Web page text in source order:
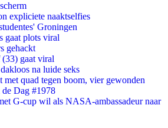
expliciete naaktselfies
Groningen
gaat plots viral
gehackt
(33) gaat viral
na luide seks
met quad tegen boom, vier gewonden
Dag #1978
G-cup wil als NASA-ambassadeur naar